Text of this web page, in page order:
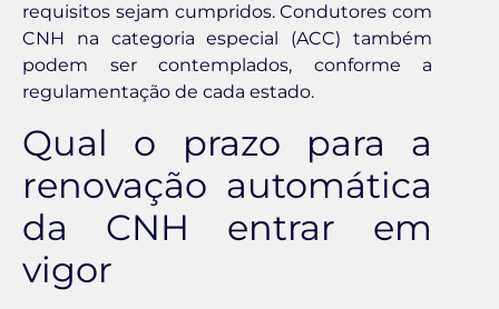
requisitos sejam cumpridos. Condutores com
CNH na categoria especial (ACC) também
podem ser contemplados, conforme a
regulamentação de cada estado.
Qual o prazo para a
renovação automática
da CNH entrar em
vigor